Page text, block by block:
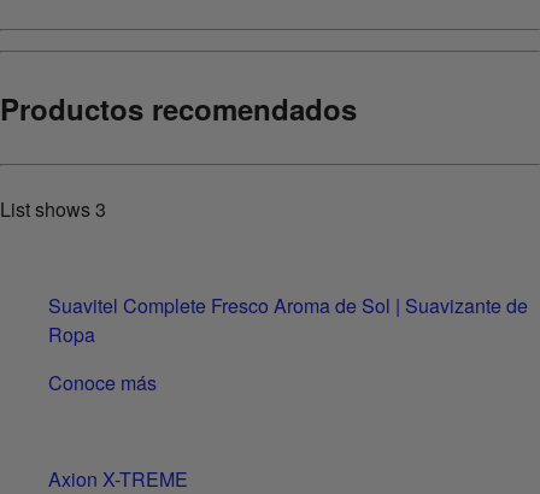
Productos recomendados
List shows3
Suavitel Complete Fresco Aroma de Sol | Suavizante de
Ropa
Conoce más
Axion X-TREME